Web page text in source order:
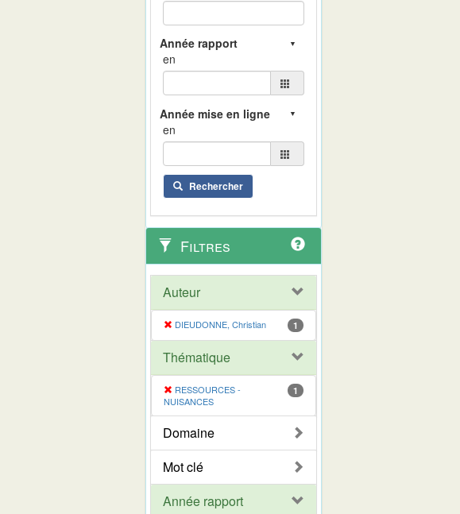
en
en
Rechercher
Filtres
Auteur
DIEUDONNE, Christian 1
Thématique
RESSOURCES -
NUISANCES
1
Domaine
Mot clé
Année rapport